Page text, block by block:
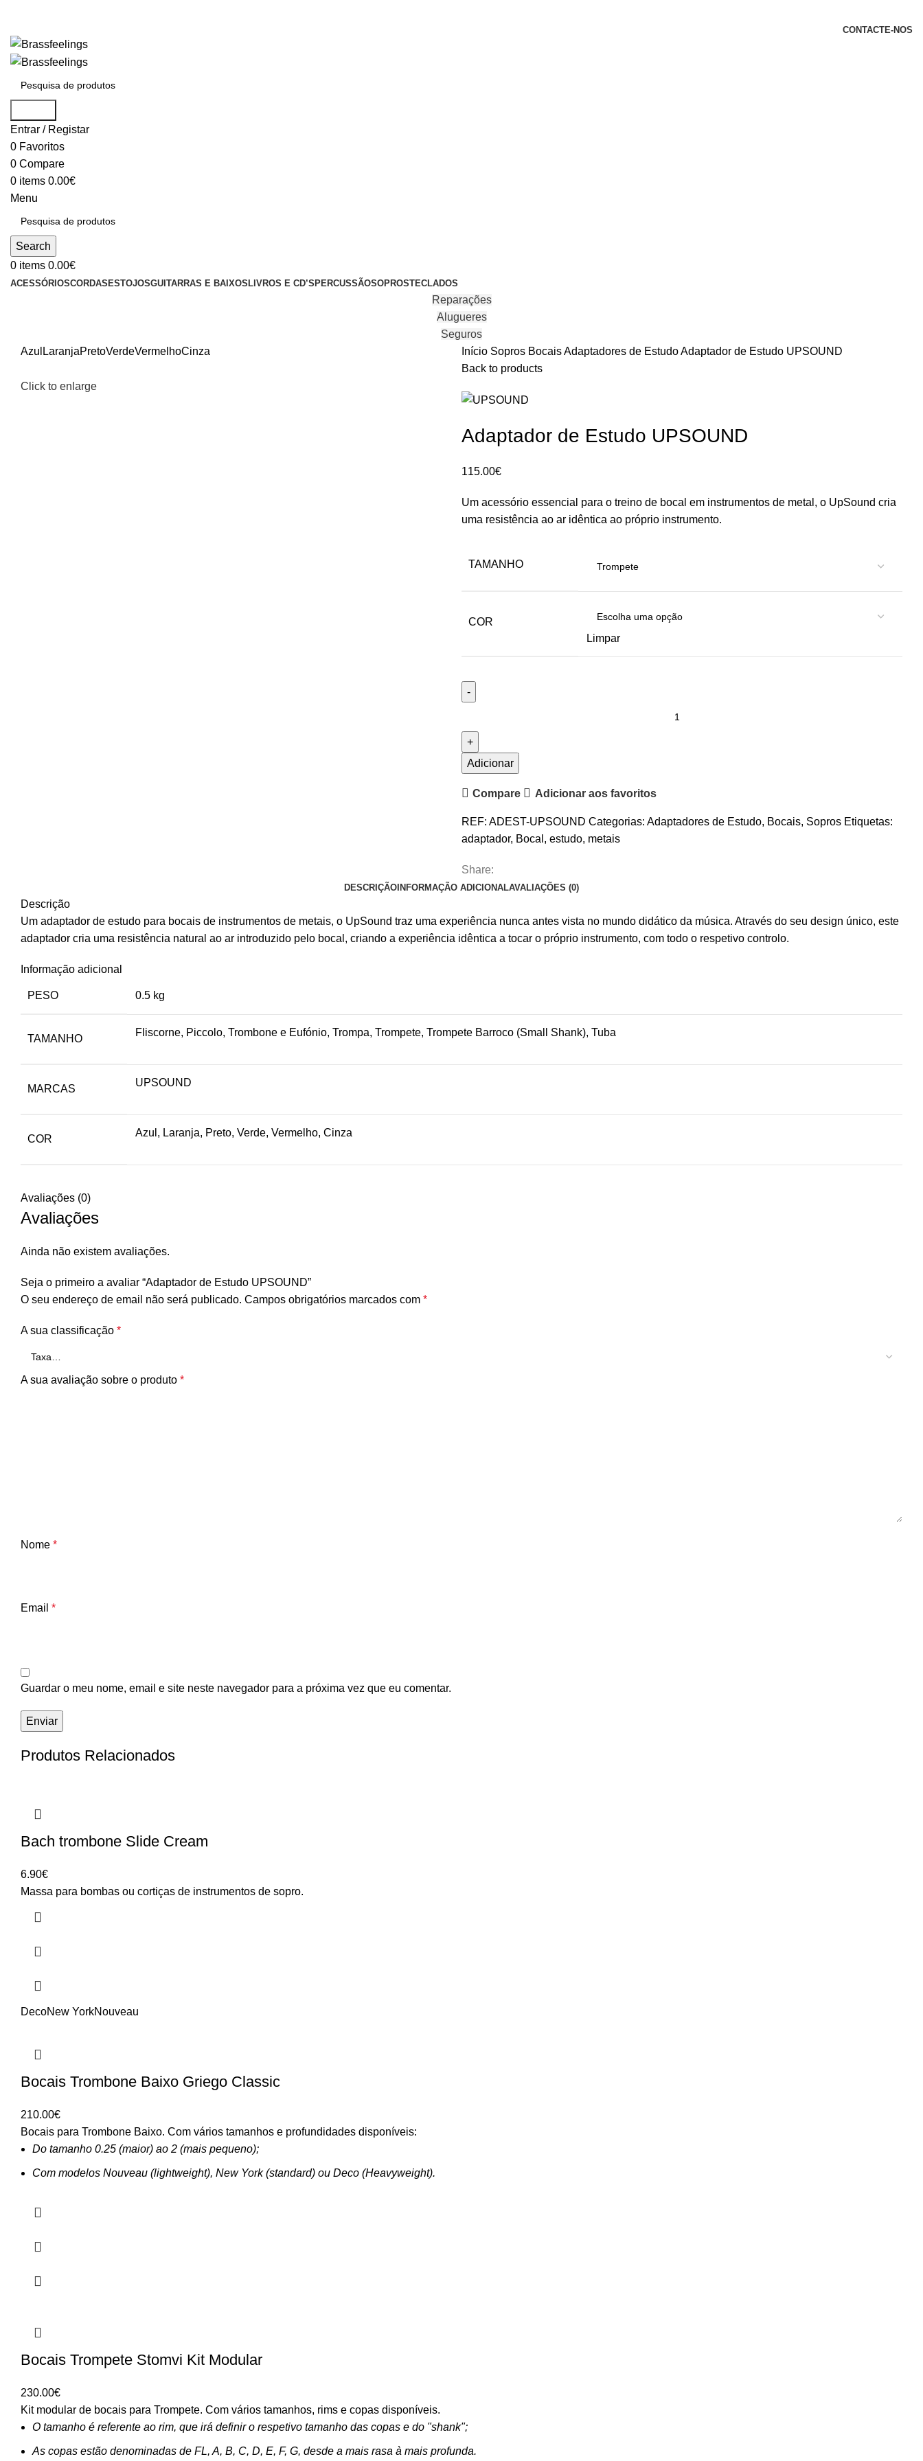
CONTACTE-NOS
Entrar / Registar
0 Favoritos
0 Compare
0 items 0.00€
Menu
Search
0 items 0.00€
ACESSÓRIOSCORDAS ESTOJOSGUITARRAS E BAIXOS LIVROS E CD’S PERCUSSÃOSOPROSTECLADOS
Reparações
Alugueres
Seguros
Azul LaranjaPretoVerdeVermelhoCinza
Click to enlarge
Início Sopros BocaisAdaptadores de EstudoAdaptador de Estudo UPSOUND
Back to products
Adaptador de Estudo UPSOUND
115.00€
Um acessório essencial para o treino de bocal em instrumentos de metal, o UpSound cria
uma resistência ao ar idêntica ao próprio instrumento.
TAMANHO
COR
Limpar
Adaptador
de
UPSOUND
Adicionar
Compare Adicionar aos favoritos
REF: ADEST-UPSOUND Categorias: Adaptadores de Estudo, Bocais, Sopros Etiquetas:
adaptador, Bocal , estudo, metais
Share:
DESCRIÇÃO INFORMAÇÃO ADICIONALAVALIAÇÕES (0)
Descrição
Um adaptador de estudo para bocais de instrumentos de metais, o UpSound traz uma experiência nunca antes vista no mundo didático da música. Através do seu design único, este
adaptador cria uma resistência natural ao ar introduzido pelo bocal, criando a experiência idêntica a tocar o próprio instrumento, com todo o respetivo controlo.
Informação adicional
PESO 0.5 kg
TAMANHO
Fliscorne, Piccolo, Trombone e Eufónio, Trompa, Trompete, Trompete Barroco (Small Shank), Tuba
MARCAS
UPSOUND
COR
Azul, Laranja, Preto, Verde, Vermelho, Cinza
Avaliações (0)
Avaliações
Ainda não existem avaliações.
Seja o primeiro a avaliar “Adaptador de Estudo UPSOUND”
O seu endereço de email não será publicado. Campos obrigatórios marcados com *
A sua classificação *
A sua avaliação sobre o produto *
Nome *
Email *
Guardar o meu nome, email e site neste navegador para a próxima vez que eu comentar.
Produtos Relacionados
Bach trombone Slide Cream
6.90€
Massa para bombas ou cortiças de instrumentos de sopro.
DecoNew YorkNouveau
Bocais Trombone Baixo Griego Classic
210.00€
Bocais para Trombone Baixo. Com vários tamanhos e profundidades disponíveis:
Do tamanho 0.25 (maior) ao 2 (mais pequeno);
Com modelos Nouveau (lightweight), New York (standard) ou Deco (Heavyweight).
Bocais Trompete Stomvi Kit Modular
230.00€
Kit modular de bocais para Trompete. Com vários tamanhos, rims e copas disponíveis.
O tamanho é referente ao rim, que irá definir o respetivo tamanho das copas e do "shank";
As copas estão denominadas de FL, A, B, C, D, E, F, G, desde a mais rasa à mais profunda.